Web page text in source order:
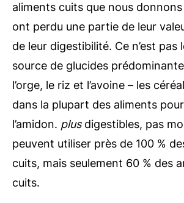
aliments cuits que nous
ont perdu une partie de leur
de leur digestibilité. Ce n’est pas
source de glucides
l’orge, le riz et l’avoine – les
dans la plupart des aliments
l’amidon. plusdigestibles, pas
peuvent utiliser près de 100 %
cuits, mais seulement 60 % des
cuits.